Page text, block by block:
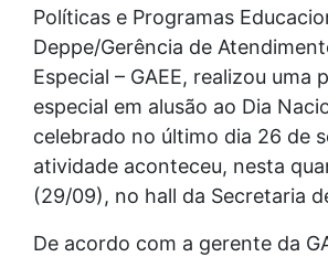
Políticas e Programas
Deppe/Gerência de
Especial – GAEE, realizou uma
especial em alusão ao Dia
celebrado no último dia 26 de
atividade aconteceu, nesta
(29/09), no hall da Secretaria
De acordo com a gerente da